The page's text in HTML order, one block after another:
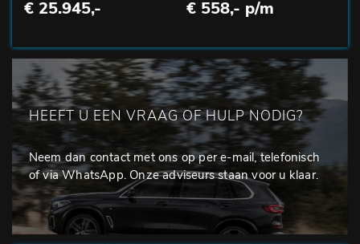
€ 25.945,- € 558,- p/m
HEEFT U EEN VRAAG OF HULP NODIG?
Neem dan contact met ons op per e-mail, telefonisch
of via WhatsApp. Onze adviseurs staan voor u klaar.